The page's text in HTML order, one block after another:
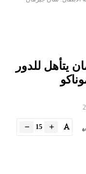
يتأهل للدور
15